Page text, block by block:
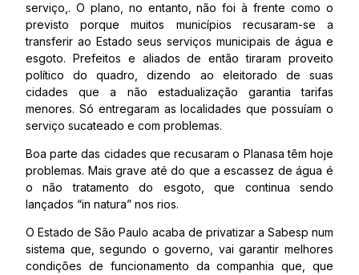
serviço,. O plano, no entanto, não foi à frente como o
previsto porque muitos municípios recusaram-se a
transferir ao Estado seus serviços municipais de água e
esgoto. Prefeitos e aliados de então tiraram proveito
político do quadro, dizendo ao eleitorado de suas
cidades que a não estadualização garantia tarifas
menores. Só entregaram as localidades que possuíam o
serviço sucateado e com problemas.
Boa parte das cidades que recusaram o Planasa têm hoje
problemas. Mais grave até do que a escassez de água é
o não tratamento do esgoto, que continua sendo
lançados “in natura” nos rios.
O Estado de São Paulo acaba de privatizar a Sabesp num
sistema que, segundo o governo, vai garantir melhores
condições de funcionamento da companhia que, que